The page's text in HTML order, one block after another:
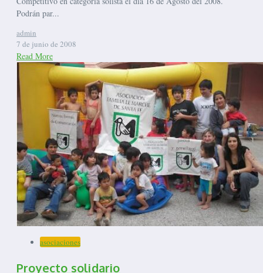
Podrán par...
admin
7 de junio de 2008
Read More
asociaciones
Proyecto solidario